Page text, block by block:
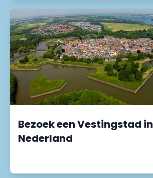
Bezoek een Vestingstad in
Nederland